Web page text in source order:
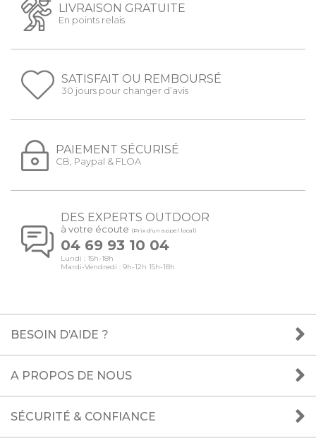
LIVRAISON GRATUITE
En points relais
SATISFAIT OU REMBOURSÉ
30 jours pour changer d’avis
PAIEMENT SÉCURISÉ
CB, Paypal & FLOA
DES EXPERTS OUTDOOR
à votre écoute (Prix d'un appel local)
04 69 93 10 04
Lundi : 15h-18h
Mardi-Vendredi : 9h-12h 15h-18h
BESOIN D’AIDE ?
A PROPOS DE NOUS
SÉCURITÉ & CONFIANCE